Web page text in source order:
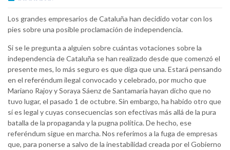
Los grandes empresarios de Cataluña han decidido votar con los
pies sobre una posible proclamación de independencia.
Si se le pregunta a alguien sobre cuántas votaciones sobre la
independencia de Cataluña se han realizado desde que comenzó el
presente mes, lo más seguro es que diga que una. Estará pensando
en el referéndum ilegal convocado y celebrado, por mucho que
Mariano Rajoy y Soraya Sáenz de Santamaría hayan dicho que no
tuvo lugar, el pasado 1 de octubre. Sin embargo, ha habido otro que
sí es legal y cuyas consecuencias son efectivas más allá de la pura
batalla de la propaganda y la pugna política. De hecho, ese
referéndum sigue en marcha. Nos referimos a la fuga de empresas
que, para ponerse a salvo de la inestabilidad creada por el Gobierno